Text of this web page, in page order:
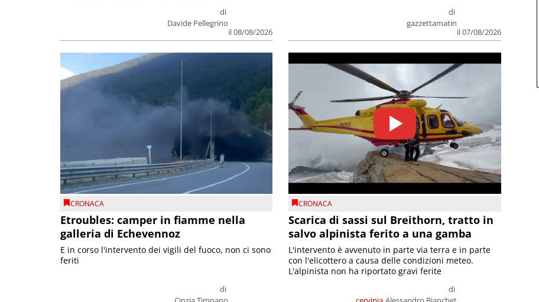
di
Davide Pellegrino
il 08/08/2026
di
gazzettamatin
il 07/08/2026
CRONACA
Etroubles: camper in fiamme nella
galleria di Echevennoz
di
E in corso l'intervento dei vigili del fuoco, non ci sono
feriti
CRONACA
Scarica di sassi sul Breithorn, tratto in
salvo alpinista ferito a una gamba
di
L'intervento è avvenuto in parte via terra e in parte
con l'elicottero a causa delle condizioni meteo.
L'alpinista non ha riportato gravi ferite